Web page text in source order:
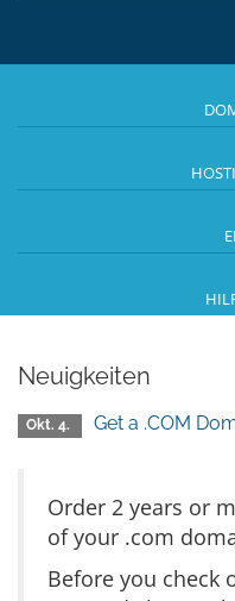
Neuigkeiten
Okt. 4. Get a .COM
Order 2 years or
of your .com
Before you check